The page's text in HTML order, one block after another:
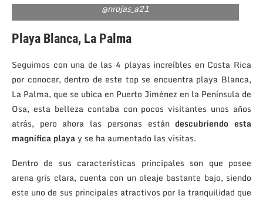
@nrojas_a21
Playa Blanca, La Palma
Seguimos con una de las 4 playas increíbles en Costa Rica
por conocer, dentro de este top se encuentra playa Blanca,
La Palma, que se ubica en Puerto Jiménez en la Península de
Osa, esta belleza contaba con pocos visitantes unos años
atrás, pero ahora las personas estándescubriendo esta
magnífica playay se ha aumentado las visitas.
Dentro de sus características principales son que posee
arena gris clara, cuenta con un oleaje bastante bajo, siendo
este uno de sus principales atractivos por la tranquilidad que